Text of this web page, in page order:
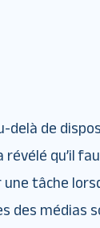
delà de
révélé qu’il
tâche
des médias